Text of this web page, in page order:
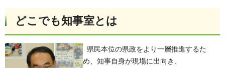
どこでも知事室とは
県民本位の県政をより一層推進するた
め、知事自身が現場に出向き、